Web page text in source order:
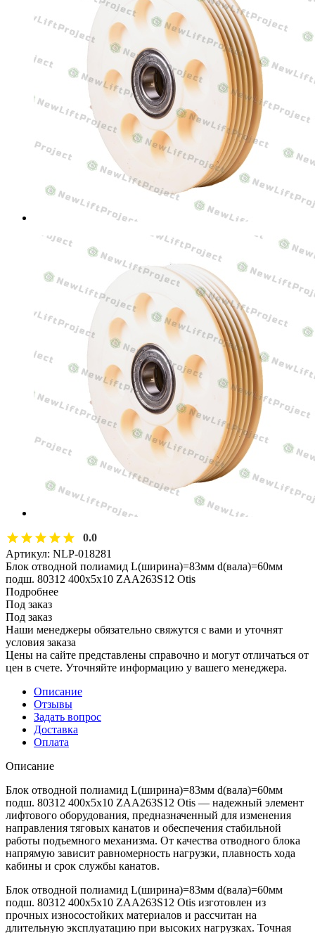
0.0
Артикул: NLP-018281
Блок отводной полиамид L(ширина)=83мм d(вала)=60мм
подш. 80312 400х5х10 ZAA263S12 Otis
Подробнее
Под заказ
Под заказ
Наши менеджеры обязательно свяжутся с вами и уточнят
условия заказа
Цены на сайте представлены справочно и могут отличаться от
цен в счете. Уточняйте информацию у вашего менеджера.
Описание
Отзывы
Задать вопрос
Доставка
Оплата
Описание
Блок отводной полиамид L(ширина)=83мм d(вала)=60мм
подш. 80312 400х5х10 ZAA263S12 Otis — надежный элемент
лифтового оборудования, предназначенный для изменения
направления тяговых канатов и обеспечения стабильной
работы подъемного механизма. От качества отводного блока
напрямую зависит равномерность нагрузки, плавность хода
кабины и срок службы канатов.
Блок отводной полиамид L(ширина)=83мм d(вала)=60мм
подш. 80312 400х5х10 ZAA263S12 Otis изготовлен из
прочных износостойких материалов и рассчитан на
длительную эксплуатацию при высоких нагрузках. Точная